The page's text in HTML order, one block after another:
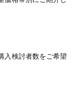
入検討者数をご希望